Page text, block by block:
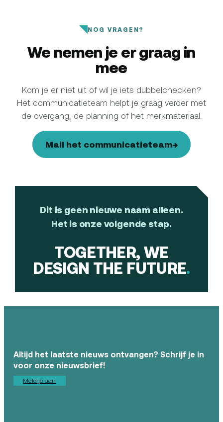
NOG VRAGEN?
We nemen je er graag in
mee
Kom je er niet uit of wil je iets dubbelchecken?
Het communicatieteam helpt je graag verder met
de overgang, de planning of het merkmateriaal.
Mail het communicatieteam→
Dit is geen nieuwe naam alleen.
Het is onze volgende stap.
TOGETHER, WE
DESIGN THE FUTURE.
Altijd het laatste nieuws ontvangen? Schrijf je in
voor onze nieuwsbrief!
Meld je aan